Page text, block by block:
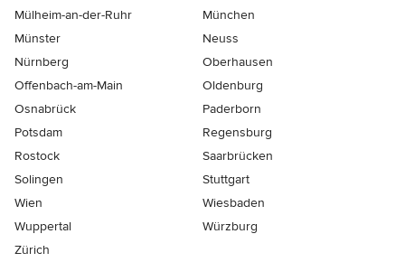
Mülheim-an-der-Ruhr
München
Münster
Neuss
Nürnberg
Oberhausen
Offenbach-am-Main
Oldenburg
Osnabrück
Paderborn
Potsdam
Regensburg
Rostock
Saarbrücken
Solingen
Stuttgart
Wien
Wiesbaden
Wuppertal
Würzburg
Zürich